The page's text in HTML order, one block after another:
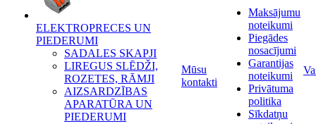
ELEKTROPRECES UN
PIEDERUMI
SADALES SKAPJI
LIREGUS SLĒDŽI,
ROZETES, RĀMJI
AIZSARDZĪBAS
APARATŪRA UN
PIEDERUMI
Mūsu
kontakti
Maksājumu
noteikumi
Piegādes
nosacījumi
Garantijas
noteikumi
Privātuma
politika
Sīkdatņu